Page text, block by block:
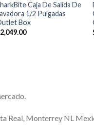
Caja De Salida De
1/2 Pulgadas
Box
2,049.00
Real, Monterrey NL